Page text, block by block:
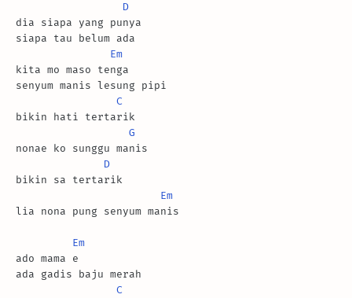
D
dia siapa yang punya
siapa tau belum ada
Em
kita mo maso tenga
senyum manis lesung pipi
C
bikin hati tertarik
G
nonae ko sunggu manis
D
bikin sa tertarik
Em
lia nona pung senyum manis
Em
ado mama e
ada gadis baju merah
C